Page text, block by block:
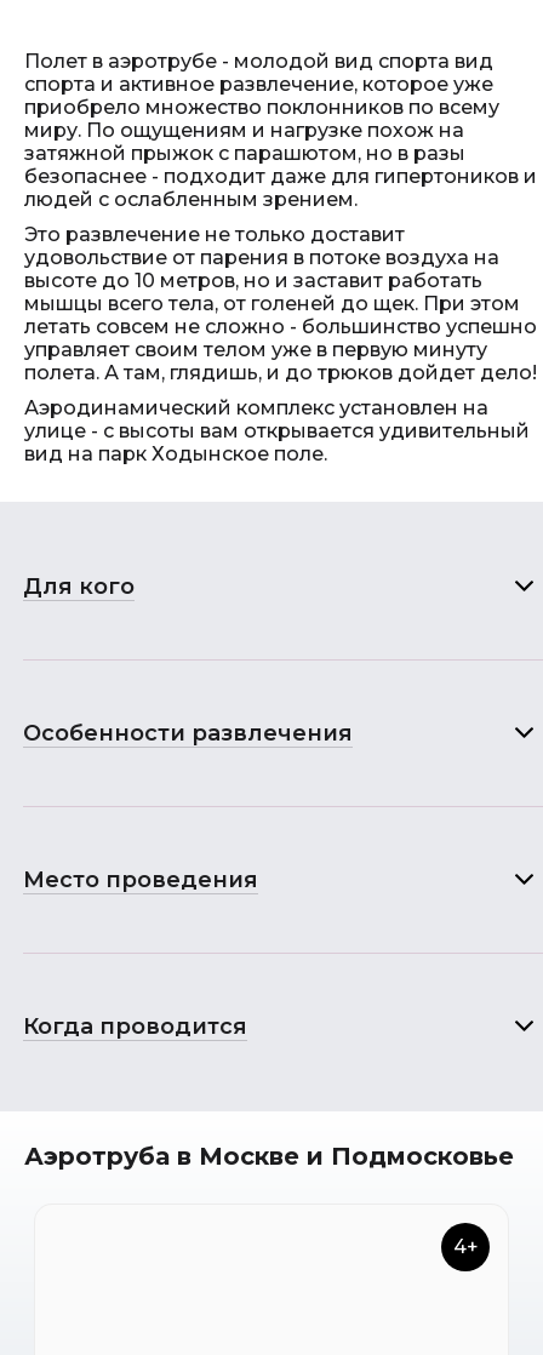
Полет в аэротрубе - молодой вид спорта вид
спорта и активное развлечение, которое уже
приобрело множество поклонников по всему
миру. По ощущениям и нагрузке похож на
затяжной прыжок с парашютом, но в разы
безопаснее - подходит даже для гипертоников и
людей с ослабленным зрением.
Это развлечение не только доставит
удовольствие от парения в потоке воздуха на
высоте до 10 метров, но и заставит работать
мышцы всего тела, от голеней до щек. При этом
летать совсем не сложно - большинство успешно
управляет своим телом уже в первую минуту
полета. А там, глядишь, и до трюков дойдет дело!
Аэродинамический комплекс установлен на
улице - с высоты вам открывается удивительный
вид на парк Ходынское поле.
Для кого
Особенности развлечения
Место проведения
Когда проводится
Аэротруба в Москве и Подмосковье
4+